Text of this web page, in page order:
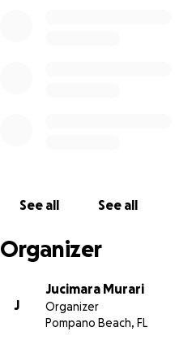
See all See all
Organizer
J
Jucimara Murari
Organizer
Pompano Beach, FL